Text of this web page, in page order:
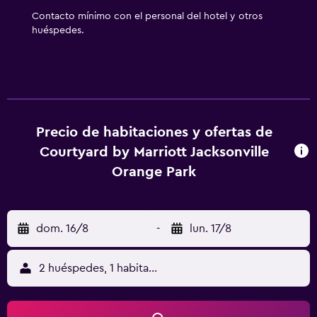
limpieza todos los días. Los servicios de ocio y
esparcimiento en este hotel incluyen una piscina al aire
Contacto mínimo con el personal del hotel y otros
huéspedes.
Precio de habitaciones y ofertas de
Courtyard by Marriott Jacksonville
Orange Park
dom. 16/8 - lun. 17/8
2 huéspedes, 1 habitación